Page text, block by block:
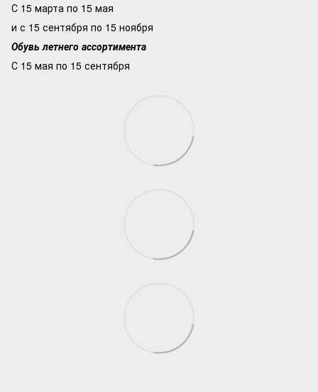
С 15 марта по 15 мая
и с 15 сентября по 15 ноября
Обувь летнего ассортимента
С 15 мая по 15 сентября